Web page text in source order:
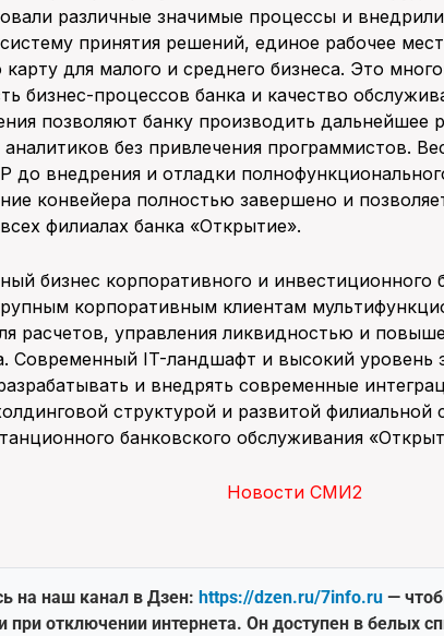
различные значимые процессы и
принятия решений, единое рабочее
для малого и среднего бизнеса. Это
бизнес-процессов банка и качество
позволяют банку производить дальнейшее
без привлечения программистов.
до внедрения и отладки
конвейера полностью завершено и
филиалах банка «Открытие».
бизнес корпоративного и инвестиционного
корпоративным клиентам
расчетов, управления ликвидностью и
Современный IT-ландшафт и высокий уровень
и внедрять современные
структурой и развитой филиальной
банковского обслуживания
Новости СМИ2
на наш канал в Дзен: https://dzen.ru/7info.ru —
отключении интернета. Он доступен в белых